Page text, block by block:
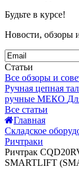
Будьте в курсе!
Новости, обзоры
Статьи
Все обзоры и
Ручная цепная
ручные МЕКО
Все статьи
Главная
Складское
Ричтраки
Ричтрак
SMARTLIFT